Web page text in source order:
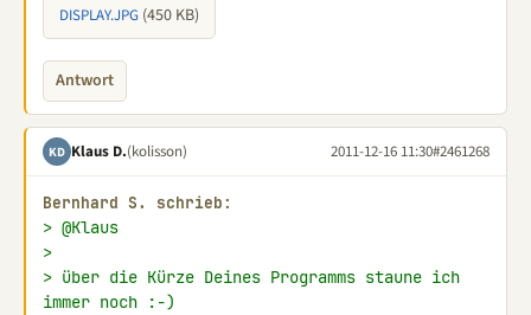
DISPLAY.JPG (450 KB)
Antwort
KD Klaus D.(kolisson) 2011-12-16 11:30#2461268
Bernhard S. schrieb:
> @Klaus
>
> über die Kürze Deines Programms staune ich
immer noch :-)